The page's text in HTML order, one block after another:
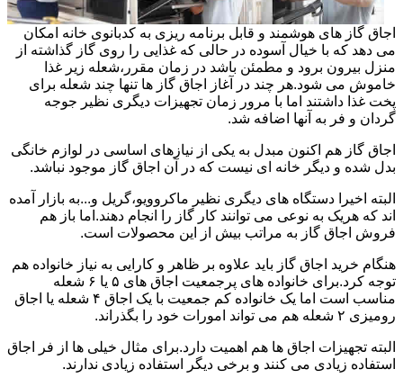
اجاق گاز های هوشمند و قابل برنامه ریزی به کدبانوی خانه امکان
می دهد که با خیال آسوده در حالی که غذایی را روی گاز گذاشته از
منزل بیرون برود و مطمئن باشد در زمان مقرر،شعله زیر غذا
خاموش می شود.هر چند در آغاز اجاق گاز ها تنها چند شعله برای
پخت غذا داشتند اما با مرور زمان تجهیزات دیگری نظیر جوجه
گردان و فر به آنها اضافه شد.
اجاق گاز هم اکنون مبدل به یکی از نیازهای اساسی در لوازم خانگی
بدل شده و دیگر خانه ای نیست که در آن اجاق گاز موجود نباشد.
البته اخیرا دستگاه های دیگری نظیر ماکروویو،گریل و...به بازار آمده
اند که هریک به نوعی می توانند کار گاز را انجام دهند.اما باز هم
فروش اجاق گاز به مراتب بیش از این محصولات است.
هنگام خرید اجاق گاز باید علاوه بر ظاهر و کارایی به نیاز خانواده هم
توجه کرد.برای خانواده های پرجمعیت اجاق های ۵ یا ۶ شعله
مناسب است اما یک خانواده کم جمعیت با یک اجاق ۴ شعله یا اجاق
رومیزی ۲ شعله هم می تواند امورات خود را بگذراند.
البته تجهیزات اجاق ها هم اهمیت دارد.برای مثال خیلی ها از فر اجاق
استفاده زیادی می کنند و برخی دیگر استفاده زیادی ندارند.